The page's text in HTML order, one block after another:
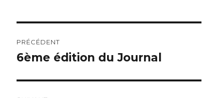
de
PRÉCÉDENT
Article
6ème édition du Journal